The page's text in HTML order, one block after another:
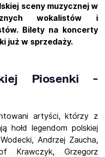
sceny muzycznej w
wokalistów i
Bilety na koncerty
już w sprzedaży.
Piosenki -
artyści, którzy z
hołd legendom polskiej
Andrzej Zaucha,
Krawczyk, Grzegorz